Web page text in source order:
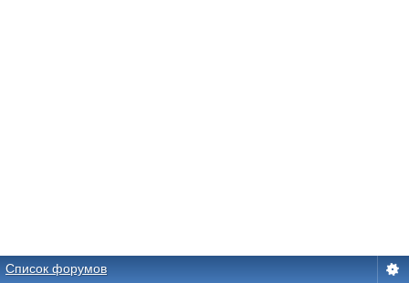
Список форумов